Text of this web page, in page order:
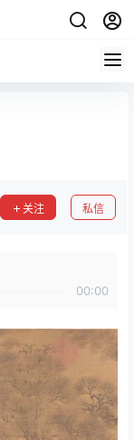
关注 私信
00:00